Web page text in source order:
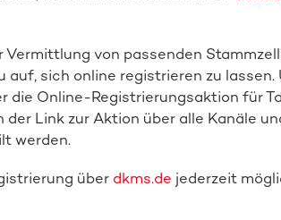
Vermittlung von passenden
auf, sich online registrieren zu lassen.
die Online-Registrierungsaktion für
der Link zur Aktion über alle Kanäle
werden.
über dkms.de jederzeit